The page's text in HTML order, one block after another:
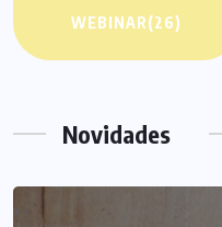
WEBINAR(26)
Novidades